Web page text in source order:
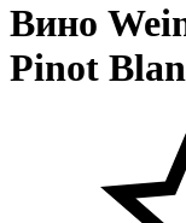
Вино
Pinot